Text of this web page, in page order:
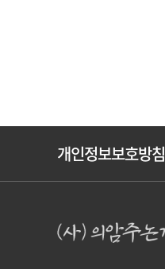
개인정보보호방침